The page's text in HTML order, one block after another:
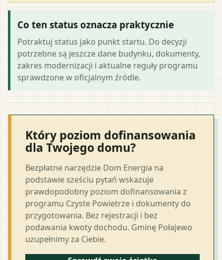
Co ten status oznacza praktycznie
Potraktuj status jako punkt startu. Do decyzji
potrzebne są jeszcze dane budynku, dokumenty,
zakres modernizacji i aktualne reguły programu
sprawdzone w oficjalnym źródle.
Który poziom dofinansowania
dla Twojego domu?
Bezpłatne narzędzie Dom Energia na
podstawie sześciu pytań wskazuje
prawdopodobny poziom dofinansowania z
programu Czyste Powietrze i dokumenty do
przygotowania. Bez rejestracji i bez
podawania kwoty dochodu. Gminę Połajewo
uzupełnimy za Ciebie.